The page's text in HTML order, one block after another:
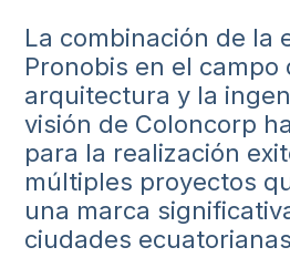
La combinación de la
Pronobis en el campo
arquitectura y la
visión de Coloncorp
para la realización
múltiples proyectos
una marca
ciudades